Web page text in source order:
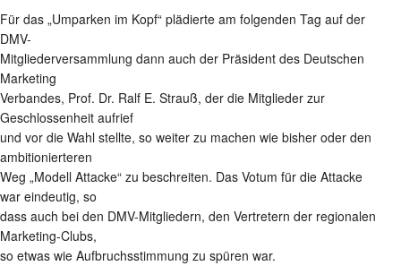
Für das „Umparken im Kopf“ plädierte am folgenden Tag auf der
DMV-
Mitgliederversammlung dann auch der Präsident des Deutschen
Marketing
Verbandes, Prof. Dr. Ralf E. Strauß, der die Mitglieder zur
Geschlossenheit aufrief
und vor die Wahl stellte, so weiter zu machen wie bisher oder den
ambitionierteren
Weg „Modell Attacke“ zu beschreiten. Das Votum für die Attacke
war eindeutig, so
dass auch bei den DMV-Mitgliedern, den Vertretern der regionalen
Marketing-Clubs,
so etwas wie Aufbruchsstimmung zu spüren war.